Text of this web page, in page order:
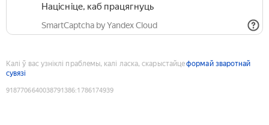
Націсніце, каб працягнуць
SmartCaptcha by Yandex Cloud
Калі ў вас узніклі праблемы, калі ласка, скарыстайцеформай зваротнай
сувязі
9187706640038791386:1786174939